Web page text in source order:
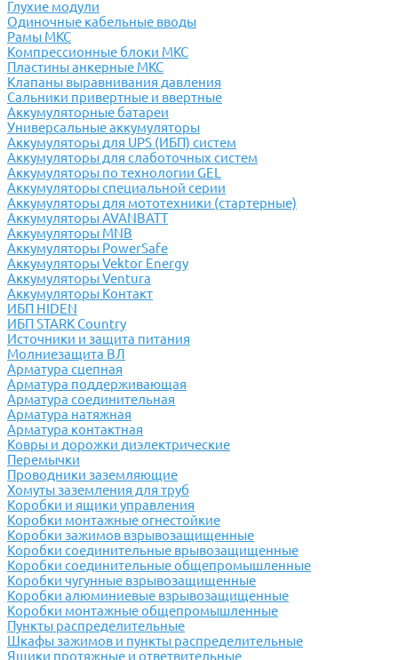
Глухие модули
Одиночные кабельные вводы
Рамы МКС
Компрессионные блоки МКС
Пластины анкерные МКС
Клапаны выравнивания давления
Сальники привертные и ввертные
Аккумуляторные батареи
Универсальные аккумуляторы
Аккумуляторы для UPS (ИБП) систем
Аккумуляторы для слаботочных систем
Аккумуляторы по технологии GEL
Аккумуляторы специальной серии
Аккумуляторы для мототехники (стартерные)
Аккумуляторы AVANBATT
Аккумуляторы MNB
Аккумуляторы PowerSafe
Аккумуляторы Vektor Energy
Аккумуляторы Ventura
Аккумуляторы Контакт
ИБП HIDEN
ИБП STARK Country
Источники и защита питания
Молниезащита ВЛ
Арматура сцепная
Арматура поддерживающая
Арматура соединительная
Арматура натяжная
Арматура контактная
Ковры и дорожки диэлектрические
Перемычки
Проводники заземляющие
Хомуты заземления для труб
Коробки и ящики управления
Коробки монтажные огнестойкие
Коробки зажимов взрывозащищенные
Коробки соединительные врывозащищенные
Коробки соединительные общепромышленные
Коробки чугунные взрывозащищенные
Коробки алюминиевые взрывозащищенные
Коробки монтажные общепромышленные
Пункты распределительные
Шкафы зажимов и пункты распределительные
Ящики протяжные и ответвительные